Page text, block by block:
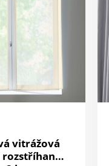
vitrážová
rozstříhané